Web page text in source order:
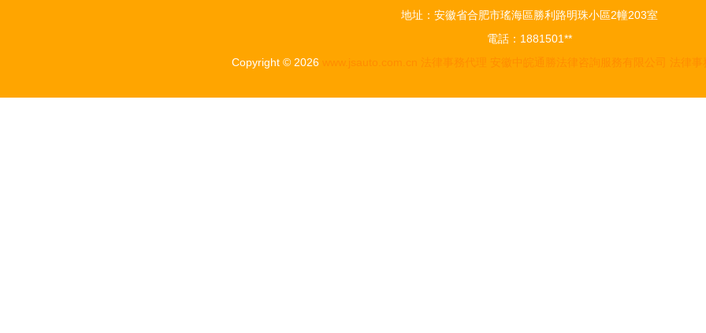
地址：安徽省合肥市瑤海區勝利路明珠小區2幢203室
電話：1881501**
Copyright © 2026 www.jsauto.com.cn 法律事務代理 安徽中皖通勝法律咨詢服務有限公司 法律事